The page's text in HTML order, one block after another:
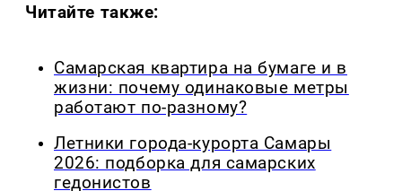
Читайте также:
Самарская квартира на бумаге и в
жизни: почему одинаковые метры
работают по-разному?
Летники города-курорта Самары
2026: подборка для самарских
гедонистов